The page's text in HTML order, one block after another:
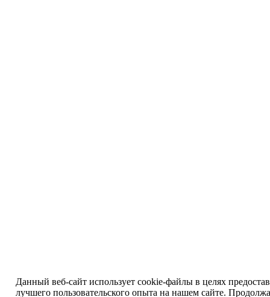
Данный веб-сайт использует cookie-файлы в целях
лучшего пользовательского опыта на нашем сайте.